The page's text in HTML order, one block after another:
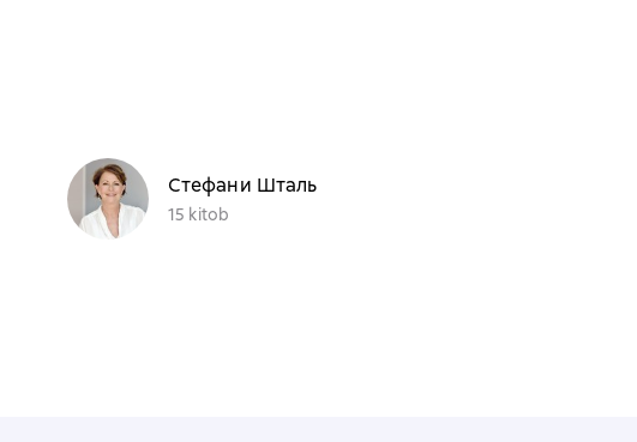
Стефани Шталь
15 kitob